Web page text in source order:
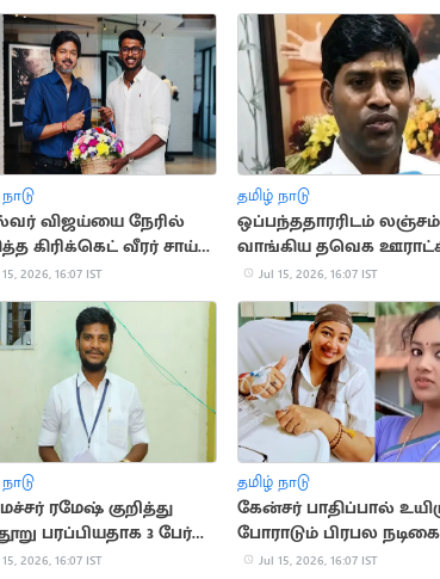
விஜய்யை நேரில்
கிரிக்கெட் வீரர் சாய்
2026, 16:07 IST
தமிழ் நாடு
ஒப்பந்ததாரரிடம் லஞ்சம்
வாங்கிய தவெக
தலைவர் கைது
Jul 15, 2026, 16:07 IST
ரமேஷ் குறித்து
பரப்பியதாக 3 பேர்
பதிவு
2026, 16:07 IST
தமிழ் நாடு
கேன்சர் பாதிப்பால்
போராடும் பிரபல
சங்கரி
Jul 15, 2026, 16:07 IST